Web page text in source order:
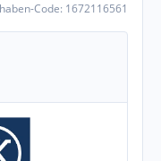
Code: 1672116561